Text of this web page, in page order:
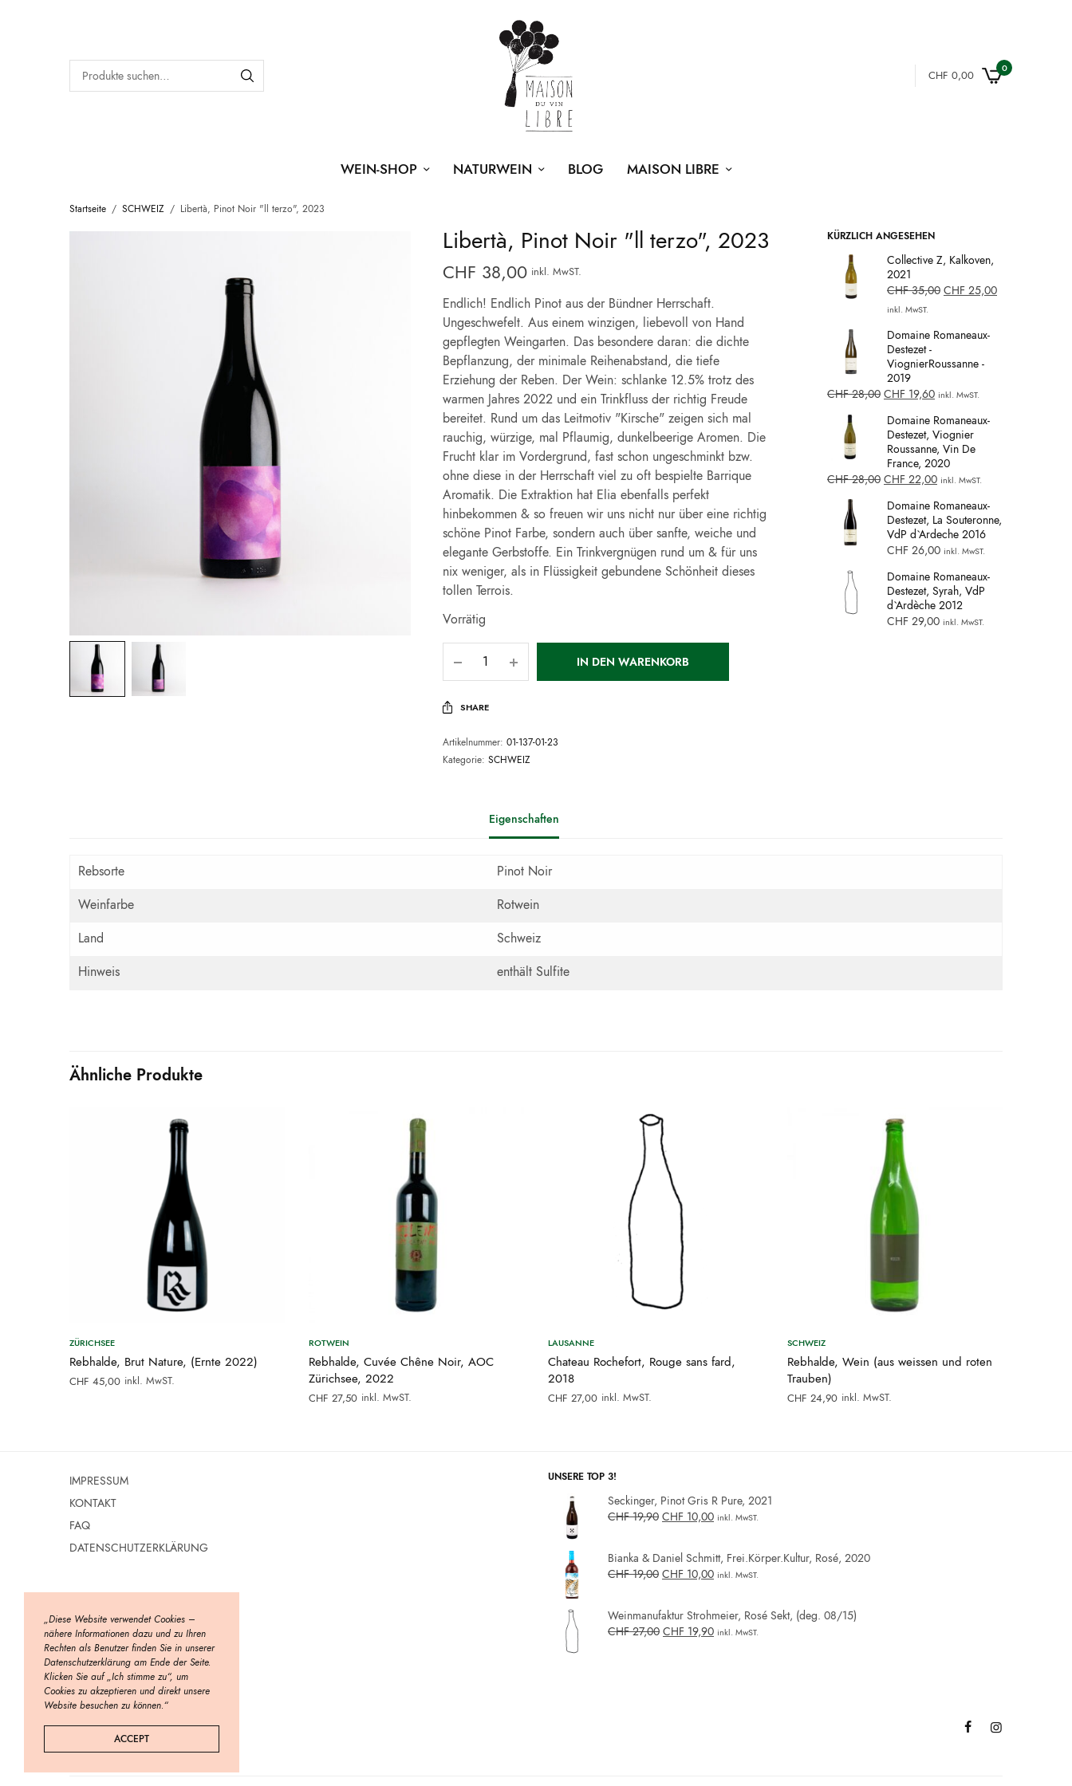
CHF 0,00
0
WEIN-SHOP NATURWEIN BLOG MAISON LIBRE
Startseite / SCHWEIZ / Libertà, Pinot Noir "ll terzo", 2023
KÜRZLICH ANGESEHEN
Collective Z, Kalkoven,
2021
CHF35,00 CHF 25,00
inkl. MwST.
Domaine Romaneaux-
Destezet -
ViognierRoussanne -
2019
CHF28,00 CHF 19,60 inkl. MwST.
Domaine Romaneaux-
Destezet, Viognier
Roussanne, Vin De
France, 2020
CHF28,00 CHF 22,00 inkl. MwST.
Domaine Romaneaux-
Destezet, La Souteronne,
VdP d`Ardeche 2016
CHF 26,00 inkl. MwST.
Domaine Romaneaux-
Destezet, Syrah, VdP
d`Ardèche 2012
CHF 29,00 inkl. MwST.
Libertà, Pinot Noir "ll terzo", 2023
CHF 38,00 inkl. MwST.
Endlich! Endlich Pinot aus der Bündner Herrschaft.
Ungeschwefelt. Aus einem winzigen, liebevoll von Hand
gepflegten Weingarten. Das besondere daran: die dichte
Bepflanzung, der minimale Reihenabstand, die tiefe
Erziehung der Reben. Der Wein: schlanke 12.5% trotz des
warmen Jahres 2022 und ein Trinkfluss der richtig Freude
bereitet. Rund um das Leitmotiv "Kirsche" zeigen sich mal
rauchig, würzige, mal Pflaumig, dunkelbeerige Aromen. Die
Frucht klar im Vordergrund, fast schon ungeschminkt bzw.
ohne diese in der Herrschaft viel zu oft bespielte Barrique
Aromatik. Die Extraktion hat Elia ebenfalls perfekt
hinbekommen & so freuen wir uns nicht nur über eine richtig
schöne Pinot Farbe, sondern auch über sanfte, weiche und
elegante Gerbstoffe. Ein Trinkvergnügen rund um & für uns
nix weniger, als in Flüssigkeit gebundene Schönheit dieses
tollen Terrois.
Vorrätig
IN DEN WARENKORB
SHARE
Artikelnummer: 01-137-01-23
Kategorie: SCHWEIZ
Eigenschaften
Rebsorte
Pinot Noir
Weinfarbe
Rotwein
Land
Schweiz
Hinweis
enthält Sulfite
Ähnliche Produkte
ZÜRICHSEE
Rebhalde, Brut Nature, (Ernte 2022)
CHF 45,00 inkl. MwST.
ROTWEIN
Rebhalde, Cuvée Chêne Noir, AOC
Zürichsee, 2022
CHF 27,50 inkl. MwST.
LAUSANNE
Chateau Rochefort, Rouge sans fard,
2018
CHF 27,00 inkl. MwST.
SCHWEIZ
Rebhalde, Wein (aus weissen und roten
Trauben)
CHF 24,90 inkl. MwST.
IMPRESSUM
KONTAKT
FAQ
DATENSCHUTZERKLÄRUNG
UNSERE TOP 3!
Seckinger, Pinot Gris R Pure, 2021
CHF19,90 CHF 10,00 inkl. MwST.
Bianka & Daniel Schmitt, Frei.Körper.Kultur, Rosé, 2020
CHF19,00 CHF 10,00 inkl. MwST.
Weinmanufaktur Strohmeier, Rosé Sekt, (deg. 08/15)
CHF27,00 CHF 19,90 inkl. MwST.
„Diese Website verwendet Cookies –
nähere Informationen dazu und zu Ihren
Rechten als Benutzer finden Sie in unserer
Datenschutzerklärung am Ende der Seite.
Klicken Sie auf „Ich stimme zu“, um
Cookies zu akzeptieren und direkt unsere
Website besuchen zu können.“
ACCEPT